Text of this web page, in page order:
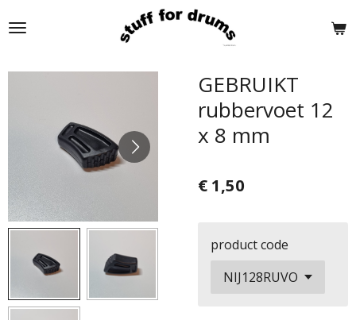
direct
de
GEBRUIKT
rubbervoet 12
x 8 mm
€ 1,50
product code